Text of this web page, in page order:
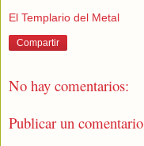
El Templario del Metal
Compartir
No hay comentarios:
Publicar un comentario